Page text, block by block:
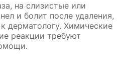
на слизистые или
и болит после удаления,
дерматологу. Химические
реакции требуют